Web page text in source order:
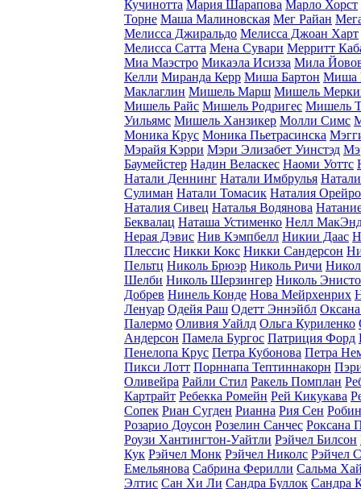
Кучинотта Мария Шарапова Марло Хорст
Торне Маша Малиновская Мег Райан
Мелисса Джиральдо Мелисса Джоан Харт
Мелисса Сатта Мена Сувари Мерритт
Миа Маэстро Микаэла Исизза Мила
Келли Миранда Керр Миша Бартон Миша
Маклаглин Мишель Марш Мишель
Мишель Райс Мишель Родригес Мишель
Уильямс Мишель Ханзикер Молли Симс
Моника Крус Моника Пьетрасинска
Мэрайя Кэрри Мэри Элизабет Уинстэд
Баумейстер Надин Веласкес Наоми Уоттс
Натали Деннинг Натали Имбрулья
Сулиман Натали Томасик Наталия Орейро
Наталия Сивец Наталья Водянова
Беквалац Наташа Устименко Нелл
Нерая Дэвис Нив Кэмпбелл Никии Даас
Плессис Никки Кокс Никки Сандерсон
Пельтц Николь Брюэр Николь Ричи
Шелби Николь Шерзингер Николь
Добрев Нинель Конде Нова Мейрхенрих
Ленуар Одейя Раш Одетт Эннэйбл
Палермо Оливия Уайлд Ольга Куриленко
Андерсон Памела Бургос Патриция Форд
Пенелопа Крус Петра Кубонова Петра
Пикси Лотт Порннапа Тептиннакорн
Оливейра Райли Стил Ракель Помплан
Картрайт Ребекка Ромейн Рей Кикукава
Сопек Риан Сугден Рианна Рия Сен
Розарио Доусон Розелин Санчес Роксана
Роузи Хантингтон-Уайтли Рэйчел Билсон
Кук Рэйчел Монк Рэйчел Николс Рэйчел
Емельянова Сабрина Ферилли Сальма
Элтис Сан Хи Ли Сандра Буллок Сандра